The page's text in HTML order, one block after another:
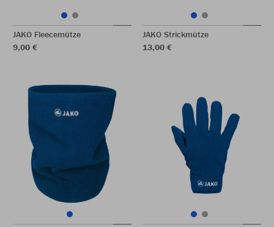
JAKO Fleecemütze
9,00 €
JAKO Strickmütze
13,00 €